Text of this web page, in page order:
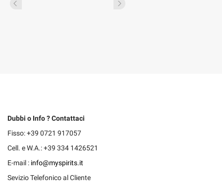
Dubbi o Info ? Contattaci
Fisso: +39 0721 917057
Cell. e W.A.: +39 334 1426521
E-mail : info@myspirits.it
Sevizio Telefonico al Cliente